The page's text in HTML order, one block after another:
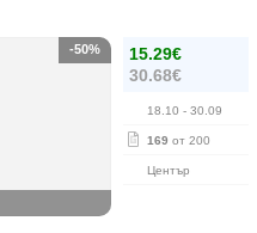
15.29€
30.68€
18.10 - 30.09
169 от 200
Център
-50%